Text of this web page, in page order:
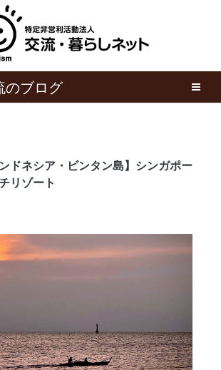
のブログ
ドネシア・ビンタン島】シンガポー
リゾート